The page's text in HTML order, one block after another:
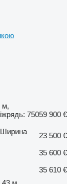
м,
75059 900 €
Ширина
23 500 €
35 600 €
35 610 €